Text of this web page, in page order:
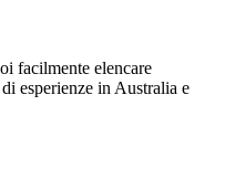
facilmente elencare
esperienze in Australia e